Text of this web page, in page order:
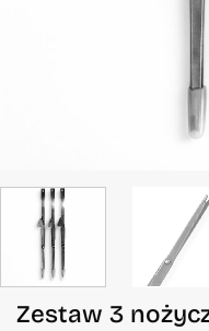
Zestaw 3